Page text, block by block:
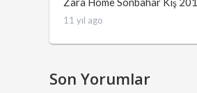
11 yıl ago
Son Yorumlar